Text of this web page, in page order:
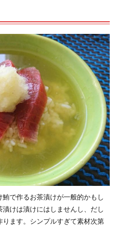
で作るお茶漬けが一般的かもし
けは漬けにはしませんし、だし
ます。シンプルすぎて素材次第